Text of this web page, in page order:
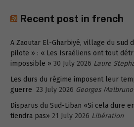
Recent post in french
A Zaoutar El-Gharbiyé, village du sud
pilote » : « Les Israéliens ont tout
impossible » 30 July 2026 Laure
Les durs du régime imposent leur
guerre 23 July 2026 Georges
Disparus du Sud-Liban «Si cela dure
tiendra pas» 21 July 2026 Libération